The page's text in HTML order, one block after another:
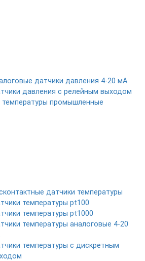
датчики давления 4-20 мА
давления с релейным выходом
температуры промышленные
датчики температуры
температуры pt100
температуры pt1000
температуры аналоговые 4-20
температуры с дискретным